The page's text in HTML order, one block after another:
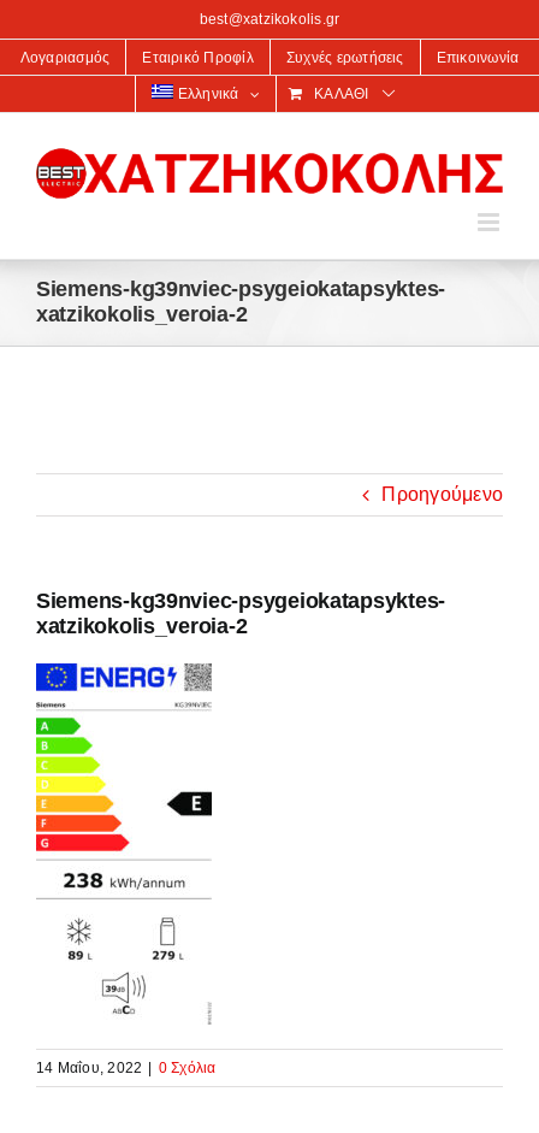
best@xatzikokolis.gr
Λογαριασμός Εταιρικό Προφίλ Συχνές ερωτήσεις Επικοινωνία
Ελληνικά ΚΑΛΆΘΙ
Siemens-kg39nviec-psygeiokatapsyktes-
xatzikokolis_veroia-2
Προηγούμενο
Siemens-kg39nviec-psygeiokatapsyktes-
xatzikokolis_veroia-2
14 Μαΐου, 2022 | 0 Σχόλια